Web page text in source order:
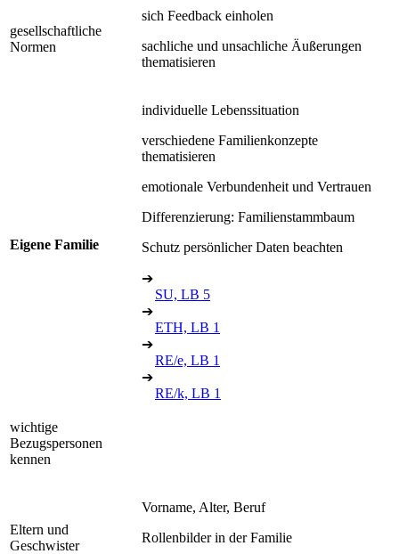
gesellschaftliche
Normen
sich Feedback einholen
sachliche und unsachliche Äußerungen
thematisieren
Eigene Familie
individuelle Lebenssituation
verschiedene Familienkonzepte
thematisieren
emotionale Verbundenheit und Vertrauen
Differenzierung: Familienstammbaum
Schutz persönlicher Daten beachten
➔
SU, LB 5
➔
ETH, LB 1
➔
RE/e, LB 1
➔
RE/k, LB 1
wichtige
Bezugspersonen
kennen
Eltern und
Geschwister
Vorname, Alter, Beruf
Rollenbilder in der Familie